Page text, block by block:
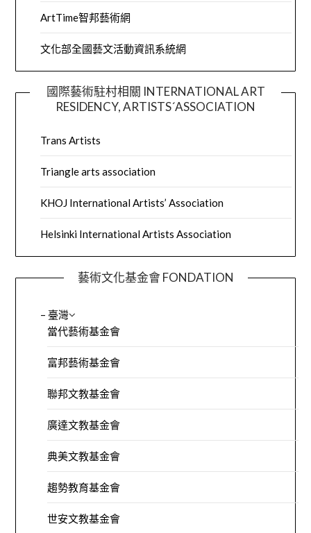
ArtTime智邦藝術網
文化部全國藝文活動資訊系統網
國際藝術駐村相關 INTERNATIONAL ART
RESIDENCY, ARTISTS´ASSOCIATION
Trans Artists
Triangle arts association
KHOJ International Artists’ Association
Helsinki International Artists Association
藝術文化基金會 FONDATION
– 臺灣
當代藝術基金會
富邦藝術基金會
聯邦文教基金會
廣達文教基金會
典美文教基金會
趨勢教育基金會
世安文教基金會